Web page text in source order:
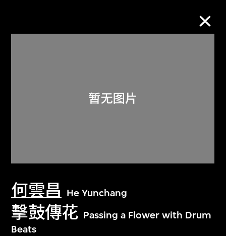
何雲昌 He Yunchang
擊鼓傳花 Passing a Flower with Drum
Beats
关于M+藏品
探索世界顶级的二十及二十一世纪视觉
文化藏品。